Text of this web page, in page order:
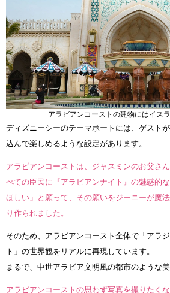
アラビアンコーストの建物にはイス
ディズニーシーのテーマポートには、ゲスト
込んで楽しめるような設定があります。
アラビアンコーストは、ジャスミンのお父さ
べての臣民に『アラビアンナイト』の魅惑的
ほしい」と願って、その願いをジーニーが魔
り作られました。
そのため、アラビアンコースト全体で「アラ
ト」の世界観をリアルに再現しています。
まるで、中世アラビア文明風の都市のような美
アラビアンコーストの思わず写真を撮りたく